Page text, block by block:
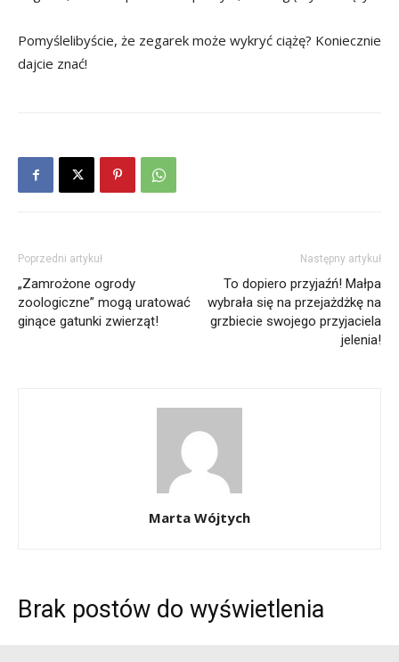
Pomyślelibyście, że zegarek może wykryć ciążę? Koniecznie
dajcie znać!
Poprzedni artykuł
„Zamrożone ogrody
zoologiczne” mogą uratować
ginące gatunki zwierząt!
Następny artykuł
To dopiero przyjaźń! Małpa
wybrała się na przejażdżkę na
grzbiecie swojego przyjaciela
jelenia!
Marta Wójtych
Brak postów do wyświetlenia